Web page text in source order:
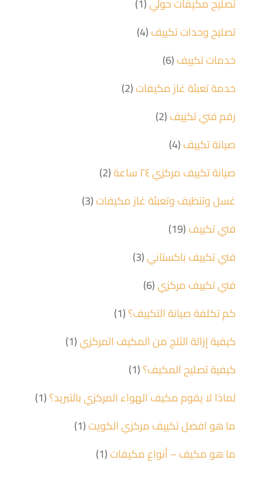
تصليح وحدات تكييف(4)
خدمات تكييف(6)
خدمة تعبئة غاز مكيفات(2)
رقم فني تكييف(2)
صيانة تكييف(4)
صيانة تكييف مركزي ٢٤ ساعة
(2)
غسل وتنظيف وتعبئة غاز مكيفات(3)
فني تكييف(19)
فني تكييف باكستاني(3)
فني تكييف مركزي(6)
كم تكلفة صيانة التكييف؟(1)
كيفية إزالة الثلج من المكيف المركزي(1)
كيفية تصليح المكيف؟(1)
لماذا لا يقوم مكيف الهواء المركزي بالتبريد؟(1)
ما هو افضل تكييف مركزي الكويت(1)
ما هو مكيف – أنواع مكيفات(1)